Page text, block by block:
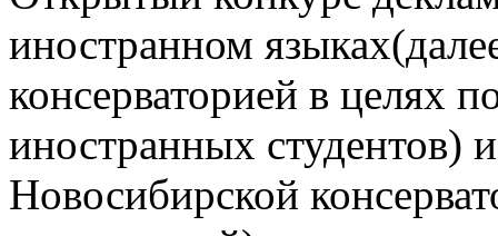
иностранном
консерваторией в целях
иностранных студентов)
Новосибирской